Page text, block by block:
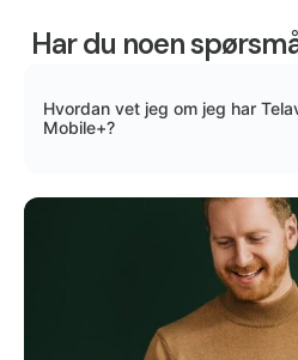
Har du noen
Hvordan vet jeg om jeg har
Mobile+?